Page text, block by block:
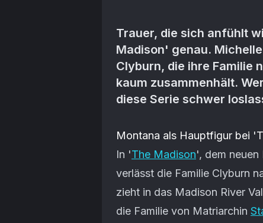
Trauer, die sich anfühlt
Madison' genau.
Clyburn, die ihre Familie
kaum zusammenhält.
diese Serie schwer
Artikel-Inhalt
Montana als Hauptfigur bei
In 'The Madison', dem
verlässt die Familie Clyburn
zieht in das Madison River
die Familie von Matriarchin